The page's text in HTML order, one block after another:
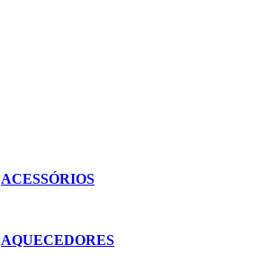
ACESSÓRIOS
AQUECEDORES